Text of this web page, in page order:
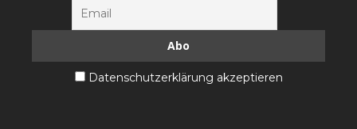
Datenschutzerklärung akzeptieren